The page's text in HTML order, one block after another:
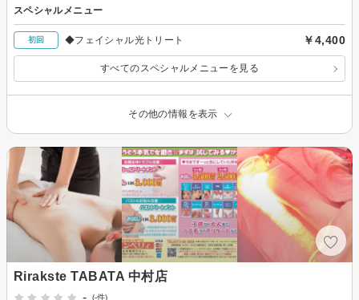
スペシャルメニュー
初回 ◆フェイシャル光トリート ￥4,400
すべてのスペシャルメニューを見る
その他の情報を表示
Rirakste TABATA 中村店
(-件)